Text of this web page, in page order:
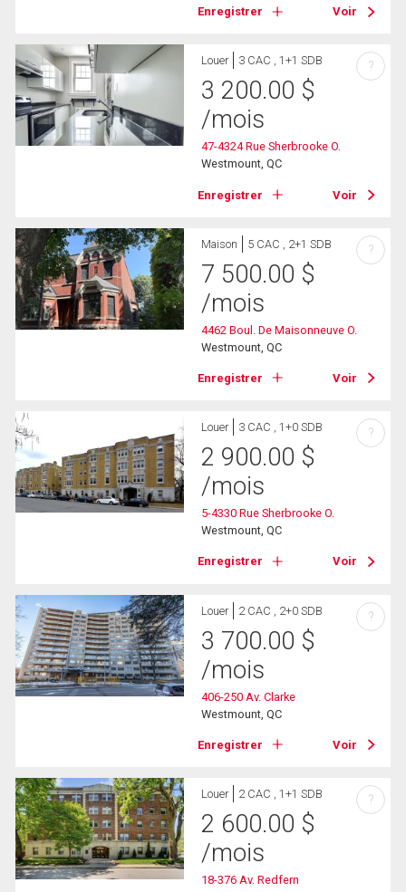
Enregistrer Voir
Louer 3 CAC , 1+1 SDB
3 200.00 $
/mois
47-4324 Rue Sherbrooke O.
Westmount, QC
Enregistrer Voir
?
Maison 5 CAC , 2+1 SDB
7 500.00 $
/mois
4462 Boul. De Maisonneuve O.
Westmount, QC
Enregistrer Voir
?
Louer 3 CAC , 1+0 SDB
2 900.00 $
/mois
5-4330 Rue Sherbrooke O.
Westmount, QC
Enregistrer Voir
?
Louer 2 CAC , 2+0 SDB
3 700.00 $
/mois
406-250 Av. Clarke
Westmount, QC
Enregistrer Voir
?
Louer 2 CAC , 1+1 SDB
2 600.00 $
/mois
18-376 Av. Redfern
?